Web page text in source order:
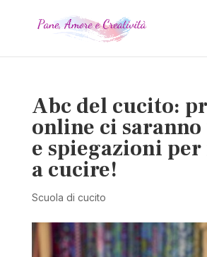
Abc del cucito:
online ci
e spiegazioni
a cucire!
Scuola di cucito